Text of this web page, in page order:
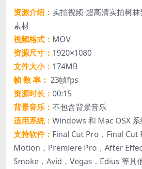
资源介绍： 实拍视频-超高清实拍树
素材
视频格式： MOV
资源尺寸： 1920×1080
文件大小： 174MB
帧 数 率： 23帧fps
资源时长： 00:15
背景音乐： 不包含背景音乐
适用系统： Windows 和 Mac OSX 系
支持软件： Final Cut Pro，Final Cut
Motion，Premiere Pro，After
Smoke，Avid，Vegas，Edius 等其